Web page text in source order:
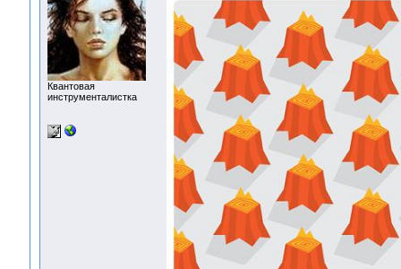
Квантовая
инструменталистка